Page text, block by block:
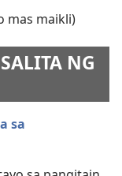
mas maikli)
NG
sa